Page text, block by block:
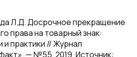
Л.Д. Досрочное прекращение
права на товарный знак:
практики // Журнал
— №55, 2019. Источник: